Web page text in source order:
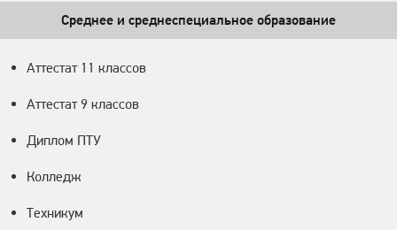
Среднее и среднеспециальное образование
Аттестат 11 классов
Аттестат 9 классов
Диплом ПТУ
Колледж
Техникум